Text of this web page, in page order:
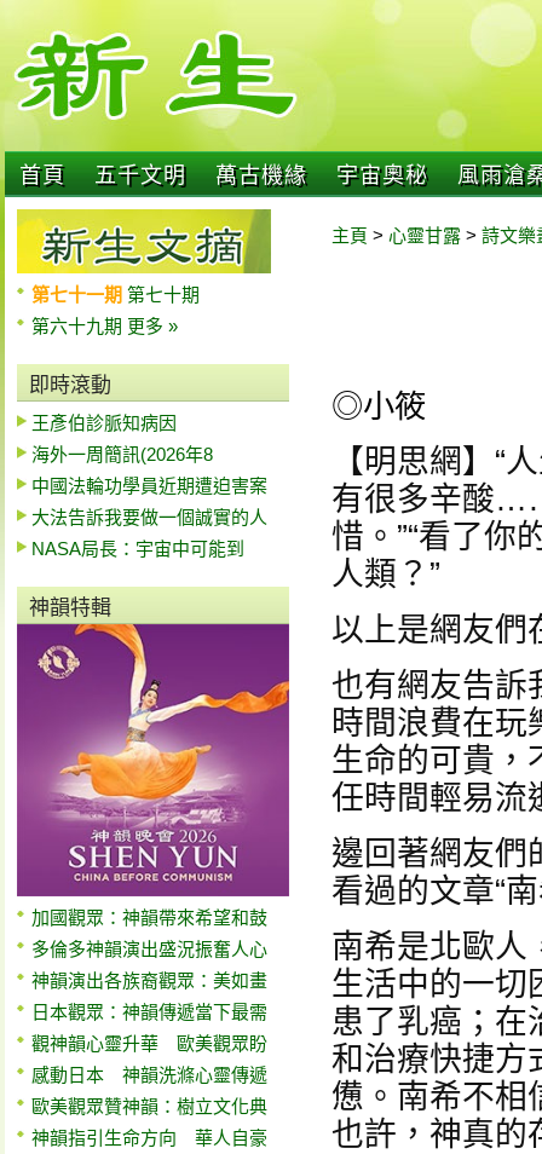
首頁 五千文明 萬古機緣 宇宙奧秘 風雨滄
第七十一期 第七十期
第六十九期 更多 »
即時滾動
王彥伯診脈知病因
海外一周簡訊(2026年8
中國法輪功學員近期遭迫害案
大法告訴我要做一個誠實的人
NASA局長：宇宙中可能到
神韻特輯
加國觀眾：神韻帶來希望和鼓
多倫多神韻演出盛況振奮人心
神韻演出各族裔觀眾：美如畫
日本觀眾：神韻傳遞當下最需
觀神韻心靈升華 歐美觀眾盼
感動日本 神韻洗滌心靈傳遞
歐美觀眾贊神韻：樹立文化典
神韻指引生命方向 華人自豪
主頁 > 心靈甘露 > 詩文樂
◎小筱
【明思網】“
有很多辛酸
惜。”“看了你
人類？”
以上是網友們
也有網友告訴
時間浪費在玩
生命的可貴，
任時間輕易流
邊回著網友們
看過的文章“
南希是北歐人
生活中的一切
患了乳癌；在
和治療快捷方
憊。南希不相
也許，神真